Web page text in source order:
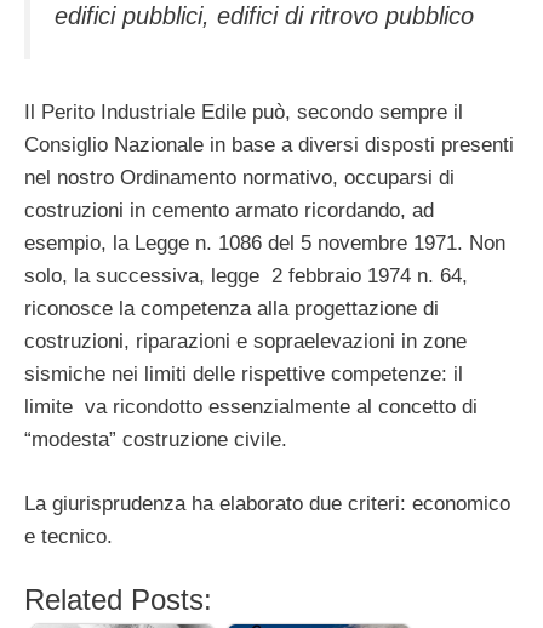
edifici pubblici, edifici di ritrovo pubblico
Il Perito Industriale Edile può, secondo sempre il
Consiglio Nazionale in base a diversi disposti presenti
nel nostro Ordinamento normativo, occuparsi di
costruzioni in cemento armato ricordando, ad
esempio, la Legge n. 1086 del 5 novembre 1971. Non
solo, la successiva, legge 2 febbraio 1974 n. 64,
riconosce la competenza alla progettazione di
costruzioni, riparazioni e sopraelevazioni in zone
sismiche nei limiti delle rispettive competenze: il
limite va ricondotto essenzialmente al concetto di
“modesta” costruzione civile.
La giurisprudenza ha elaborato due criteri: economico
e tecnico.
Related Posts: